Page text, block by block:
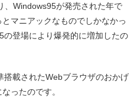
、Windows95が発売された年で
マニアックなものでしかなかっ
登場により爆発的に増加したの
搭載されたWebブラウザのおかげ
ったのです。